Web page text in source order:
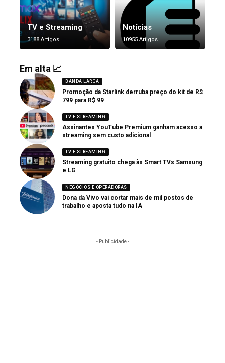
TV e Streaming
3188 Artigos
Notícias
10955 Artigos
Em alta 📈
BANDA LARGA
Promoção da Starlink derruba preço do kit de R$
799 para R$ 99
TV E STREAMING
Assinantes YouTube Premium ganham acesso a
streaming sem custo adicional
TV E STREAMING
Streaming gratuito chega às Smart TVs Samsung
e LG
NEGÓCIOS E OPERADORAS
Dona da Vivo vai cortar mais de mil postos de
trabalho e aposta tudo na IA
- Publicidade -